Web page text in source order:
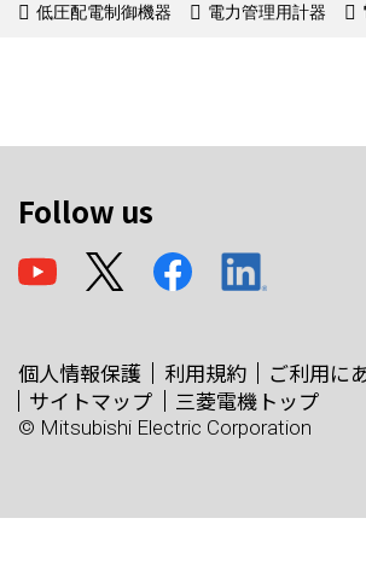
低圧配電制御機器
電力管理用計器
Follow us
個人情報保護 利用規約
ご利用に
サイトマップ
三菱電機トップ
© Mitsubishi Electric Corporation